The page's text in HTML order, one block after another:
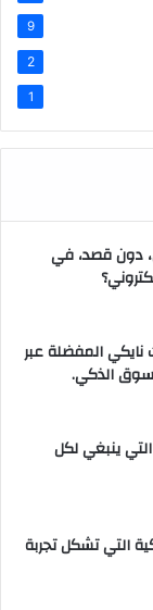
9
2
1
دون قصد، في
نايكي المفضلة عبر
الذكي.
أهم أدوات ومؤشرات MT4 التي ينبغي لكل
التي تشكل تجربة